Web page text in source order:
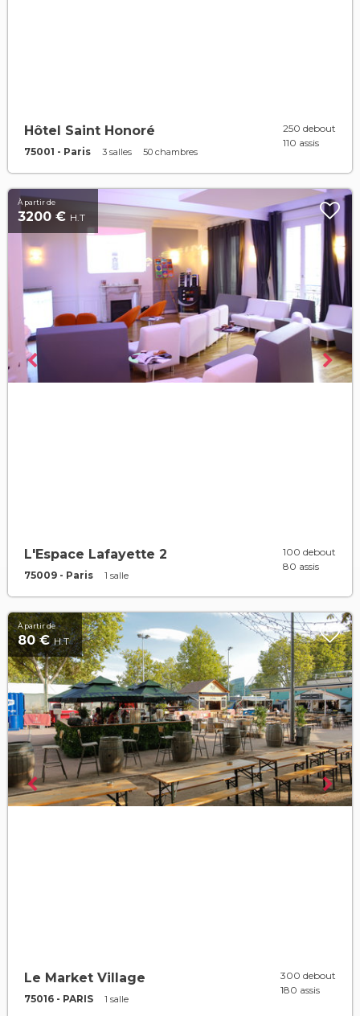
Hôtel Saint Honoré
75001 - Paris 3 salles 50 chambres
250 debout
110 assis
À partir de
3200 € H.T
L'Espace Lafayette 2
75009 - Paris 1 salle
100 debout
80 assis
À partir de
80 €H.T
Le Market Village
75016 - PARIS 1 salle
300 debout
180 assis